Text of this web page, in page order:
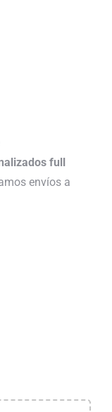
full
envíos a